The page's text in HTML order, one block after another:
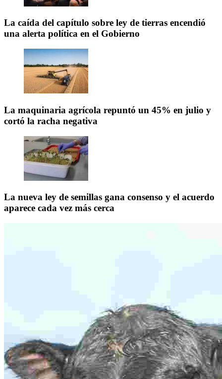
La caída del capítulo sobre ley de tierras encendió
una alerta política en el Gobierno
La maquinaria agrícola repuntó un 45% en julio y
cortó la racha negativa
La nueva ley de semillas gana consenso y el acuerdo
aparece cada vez más cerca